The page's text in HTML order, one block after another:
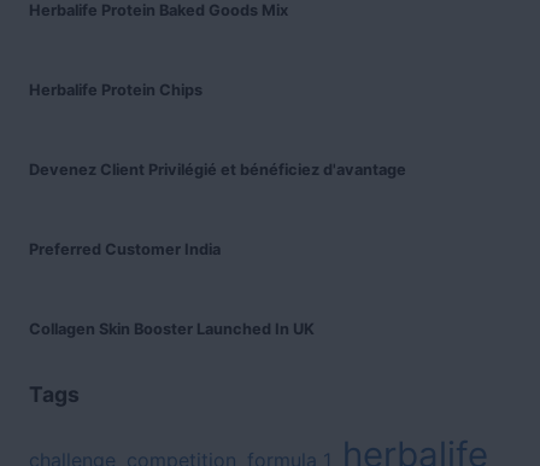
Herbalife Protein Baked Goods Mix
Herbalife Protein Chips
Devenez Client Privilégié et bénéficiez d'avantage
Preferred Customer India
Collagen Skin Booster Launched In UK
Tags
challenge competition formula 1 herbalife